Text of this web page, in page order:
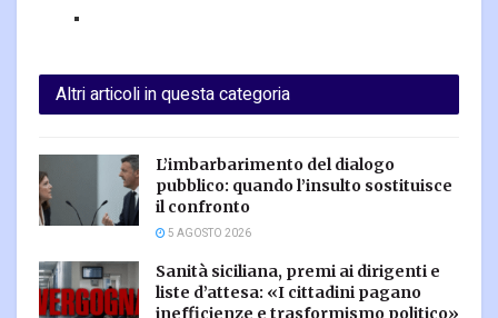
Altri articoli in questa categoria
L’imbarbarimento del dialogo
pubblico: quando l’insulto sostituisce
il confronto
5 AGOSTO 2026
Sanità siciliana, premi ai dirigenti e
liste d’attesa: «I cittadini pagano
inefficienze e trasformismo politico»